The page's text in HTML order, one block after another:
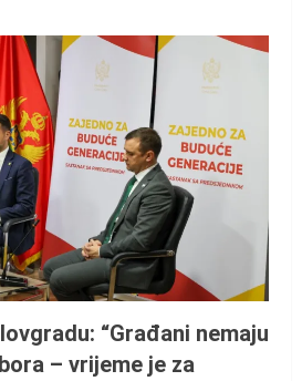
“Građani nemaju
– vrijeme je za